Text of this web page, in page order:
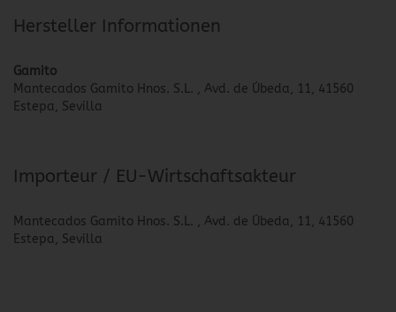
Hersteller Informationen
Gamito
Mantecados Gamito Hnos. S.L. , Avd. de Úbeda, 11, 41560
Estepa, Sevilla
Importeur / EU-Wirtschaftsakteur
Mantecados Gamito Hnos. S.L. , Avd. de Úbeda, 11, 41560
Estepa, Sevilla